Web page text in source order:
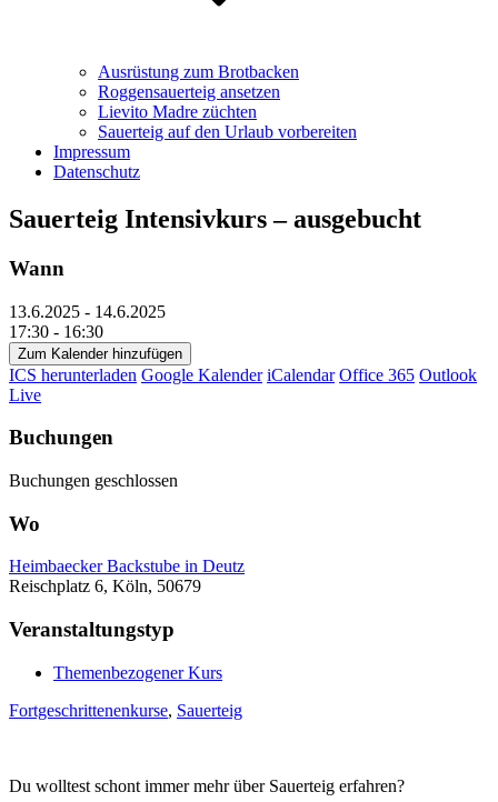
Ausrüstung zum Brotbacken
Roggensauerteig ansetzen
Lievito Madre züchten
Sauerteig auf den Urlaub vorbereiten
Impressum
Datenschutz
Sauerteig Intensivkurs – ausgebucht
Wann
13.6.2025 - 14.6.2025
17:30 - 16:30
Zum Kalender hinzufügen
ICS herunterladen Google Kalender iCalendar Office 365 Outlook
Live
Buchungen
Buchungen geschlossen
Wo
Heimbaecker Backstube in Deutz
Reischplatz 6, Köln, 50679
Veranstaltungstyp
Themenbezogener Kurs
Fortgeschrittenenkurse, Sauerteig
Du wolltest schont immer mehr über Sauerteig erfahren?